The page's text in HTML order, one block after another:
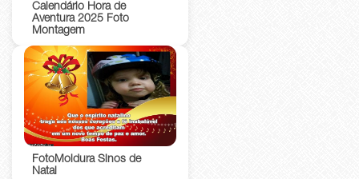
Calendário Hora de
Aventura 2025 Foto
Montagem
FotoMoldura Sinos de
Natal